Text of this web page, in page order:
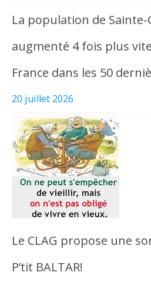
La population de Sainte-
augmenté 4 fois plus
France dans les 50
20 juillet 2026
Le CLAG propose une
P’tit BALTAR!